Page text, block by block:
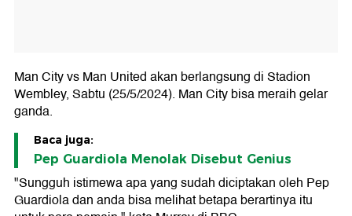
Man City vs Man United akan berlangsung di Stadion
Wembley, Sabtu (25/5/2024). Man City bisa meraih gelar
ganda.
Baca juga:
Pep Guardiola Menolak Disebut Genius
"Sungguh istimewa apa yang sudah diciptakan oleh Pep
Guardiola dan anda bisa melihat betapa berartinya itu